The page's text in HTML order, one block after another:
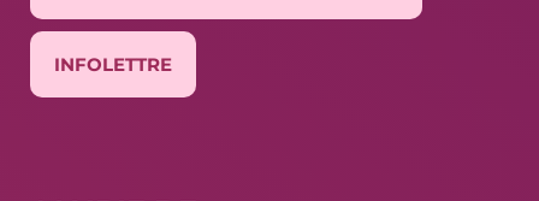
INFOLETTRE